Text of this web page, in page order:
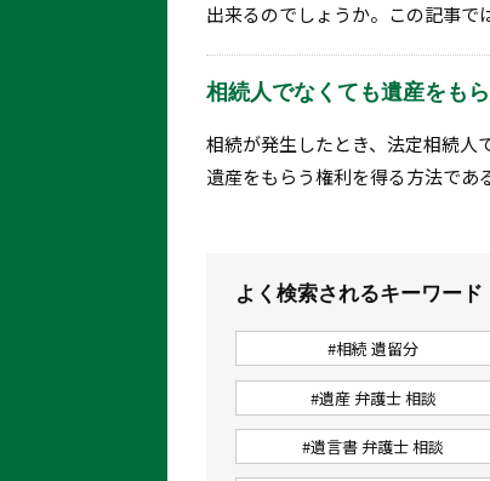
出来るのでしょうか。この記事
相続人でなくても遺産をも
相続が発生したとき、法定相続人
遺産をもらう権利を得る方法で
よく検索されるキーワード
#相続 遺留分
#遺産 弁護士 相談
#遺言書 弁護士 相談